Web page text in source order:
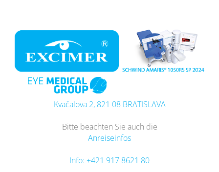
Kvačalova 2, 821 08 BRATISLAVA
Bitte beachten Sie auch die
Anreiseinfos
Info: +421 917 8621 80